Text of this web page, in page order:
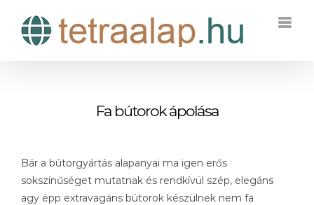
Fa bútorok ápolása
Bár a bútorgyártás alapanyai ma igen erős
sokszínűséget mutatnak és rendkívül szép, elegáns
agy épp extravagáns bútorok készülnek nem fa